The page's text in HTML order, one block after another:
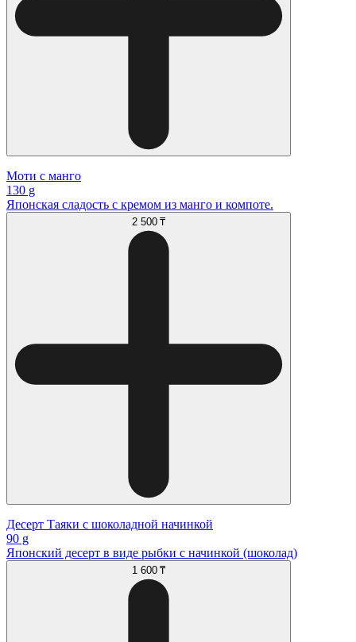
Моти с манго
130 g
Японская сладость с кремом из манго и компоте.
2 500 ₸
Десерт Таяки с шоколадной начинкой
90 g
Японский десерт в виде рыбки с начинкой (шоколад)
1 600 ₸